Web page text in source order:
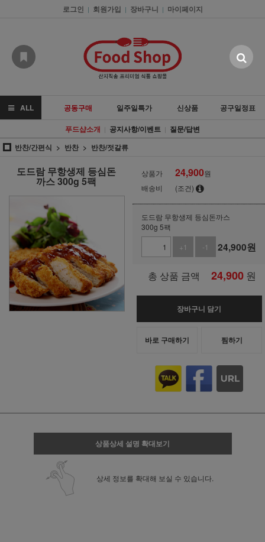
로그인 | 회원가입 | 장바구니 | 마이페이지
ALL 공동구매 일주일특가 신상품
공구일정표
푸드샵소개 | 공지사항/이벤트 | 질문/답변
반찬/간편식
반찬 반찬/젓갈류
도드람 무항생제 등심돈
까스 300g 5팩
상품가 24,900원
배송비
(조건)
도드람 무항생제 등심돈까스
300g 5팩
+1
-1 24,900원
총 상품 금액 24,900 원
장바구니 담기
바로 구매하기 찜하기
상품상세 설명 확대보기
상세 정보를 확대해 보실 수 있습니다.